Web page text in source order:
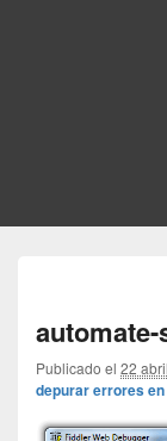
Publicado el 22
depurar errores